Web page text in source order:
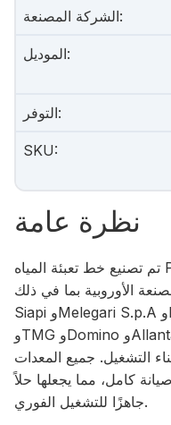
الشركة المصنعة:
الموديل:
التوفر:
SKU:
نظرة عامة
تم تصنيع خط تعبئة المياه PET الكامل هذا في المتوسط في
الأوروبية بما في ذلك
Siapi وMelegari S.p.A وP.E Srl وSo.Te.Ma.Pack وComag
وTMG وDomino وAllanta. سيظل الخط قيد الإنتاج حتى نهاية
أثناء التشغيل. جميع المعدات
كامل، مما يجعلها حلاً
جاهزًا للتشغيل الفوري.